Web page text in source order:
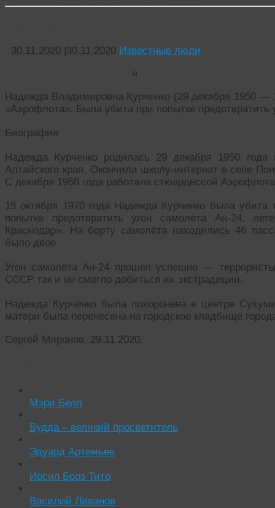
30.11.2020 |30.11.2020 Известные люди
ч
Надежда Владимировна Курченко (29 декабря 1950 —
«Аэрофлота». Была убита при попытке предотвратить
Биография
Надежда Курченко родилась 29 декабря 1950 года
Алтайского края. Окончила школу-интернат в селе
С декабря 1968 года работала стюардессой
15 октября 1970 года Надежда Курченко была
попытке предотвратить угон самолёта Ан-24,
Краснодар». На борту самолёта находились 46
было двое.
Угон самолёта Ан-24 прошел успешно —
СССР так и не смогло добиться их экстрадиции.
Надежда Курченко была похоронена в центре
матери была перенесена на городское кладбище
Сергей Миронов. 29.11.2020.
Мэри Белл
Будда – великий просветитель
Эдуард Артемьев
Иосип Броз Тито
Василий Ливанов